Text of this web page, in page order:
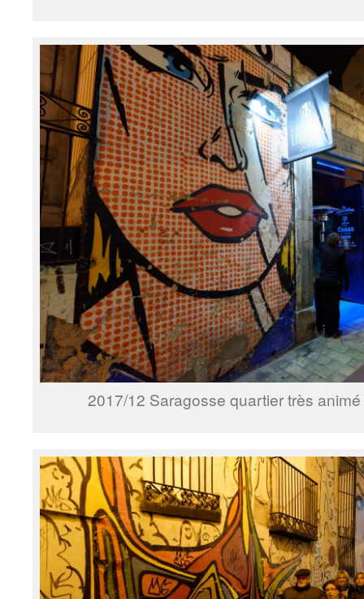
2017/12 Saragosse quartier très